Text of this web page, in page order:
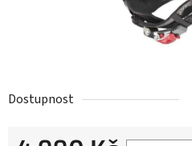
Dostupnost